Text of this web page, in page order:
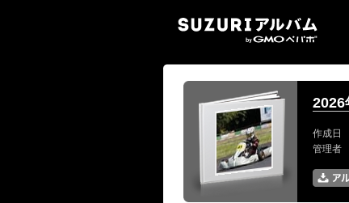
2026
作成日
管理者